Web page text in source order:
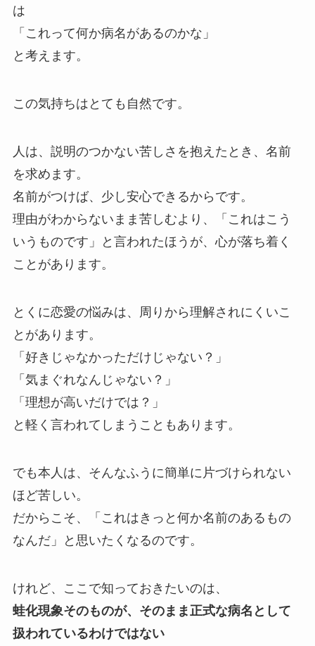
は
「これって何か病名があるのかな」
と考えます。
この気持ちはとても自然です。
人は、説明のつかない苦しさを抱えたとき、名前
を求めます。
名前がつけば、少し安心できるからです。
理由がわからないまま苦しむより、「これはこう
いうものです」と言われたほうが、心が落ち着く
ことがあります。
とくに恋愛の悩みは、周りから理解されにくいこ
とがあります。
「好きじゃなかっただけじゃない？」
「気まぐれなんじゃない？」
「理想が高いだけでは？」
と軽く言われてしまうこともあります。
でも本人は、そんなふうに簡単に片づけられない
ほど苦しい。
だからこそ、「これはきっと何か名前のあるもの
なんだ」と思いたくなるのです。
けれど、ここで知っておきたいのは、
蛙化現象そのものが、そのまま正式な病名として
扱われているわけではない